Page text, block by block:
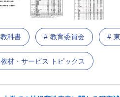
教科書 教育委員会
教材・サービス トピックス